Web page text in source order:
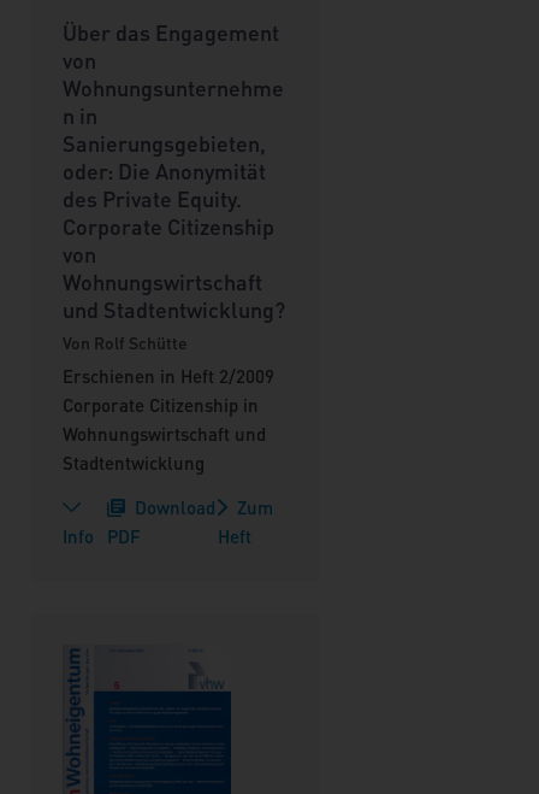
Über das Engagement
von
Wohnungsunternehme
n in
Sanierungsgebieten,
oder: Die Anonymität
des Private Equity.
Corporate Citizenship
von
Wohnungswirtschaft
und Stadtentwicklung?
Von Rolf Schütte
Erschienen in Heft 2/2009
Corporate Citizenship in
Wohnungswirtschaft und
Stadtentwicklung
Info
Download
PDF
Zum
Heft